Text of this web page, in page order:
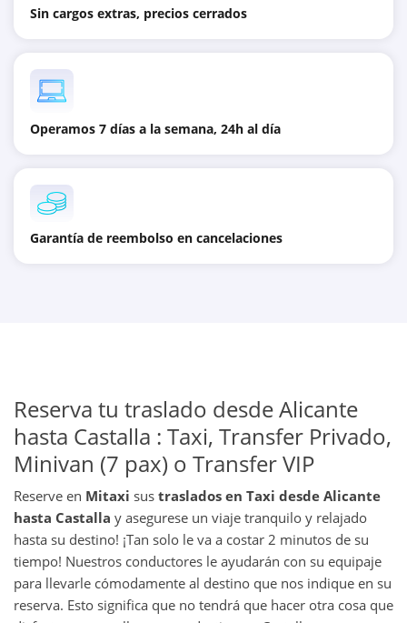
Sin cargos extras, precios cerrados
Operamos 7 días a la semana, 24h al día
Garantía de reembolso en cancelaciones
Reserva tu traslado desde Alicante
hasta Castalla : Taxi, Transfer Privado,
Minivan (7 pax) o Transfer VIP
Reserve en Mitaxi sus traslados en Taxi desde Alicante
hasta Castalla y asegurese un viaje tranquilo y relajado
hasta su destino! ¡Tan solo le va a costar 2 minutos de su
tiempo! Nuestros conductores le ayudarán con su equipaje
para llevarle cómodamente al destino que nos indique en su
reserva. Esto significa que no tendrá que hacer otra cosa que